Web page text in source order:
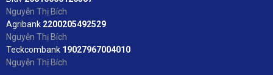
Nguyễn Thị Bích
Agribank 2200205492529
Nguyễn Thị Bích
Teckcombank 19027967004010
Nguyễn Thị Bích